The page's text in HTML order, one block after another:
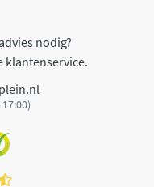
nodig?
klantenservice.